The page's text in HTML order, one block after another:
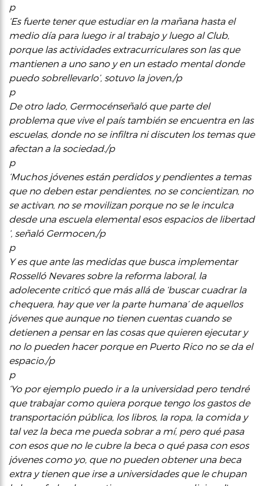
p
‘Es fuerte tener que estudiar en la mañana hasta el
medio día para luego ir al trabajo y luego al Club,
porque las actividades extracurriculares son las que
mantienen a uno sano y en un estado mental donde
puedo sobrellevarlo’, sotuvo la joven./p
p
De otro lado, Germocénseñaló que parte del
problema que vive el país también se encuentra en las
escuelas, donde no se infiltra ni discuten los temas que
afectan a la sociedad./p
p
‘Muchos jóvenes están perdidos y pendientes a temas
que no deben estar pendientes, no se concientizan, no
se activan, no se movilizan porque no se le inculca
desde una escuela elemental esos espacios de libertad
‘, señaló Germocen./p
p
Y es que ante las medidas que busca implementar
Rosselló Nevares sobre la reforma laboral, la
adolecente criticó que más allá de ‘buscar cuadrar la
chequera, hay que ver la parte humana’ de aquellos
jóvenes que aunque no tienen cuentas cuando se
detienen a pensar en las cosas que quieren ejecutar y
no lo pueden hacer porque en Puerto Rico no se da el
espacio./p
p
‘Yo por ejemplo puedo ir a la universidad pero tendré
que trabajar como quiera porque tengo los gastos de
transportación pública, los libros, la ropa, la comida y
tal vez la beca me pueda sobrar a mí, pero qué pasa
con esos que no le cubre la beca o qué pasa con esos
jóvenes como yo, que no pueden obtener una beca
extra y tienen que irse a universidades que le chupan